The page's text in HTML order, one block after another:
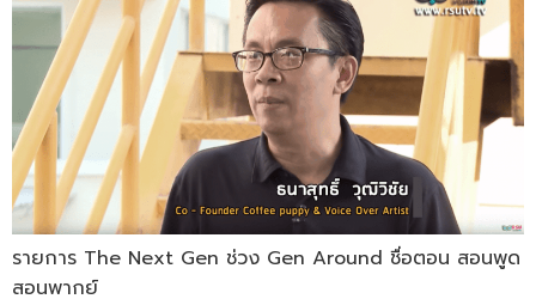
รายการ The Next Gen ช่วง Gen Around ชื่อตอน สอนพูด
สอนพากย์